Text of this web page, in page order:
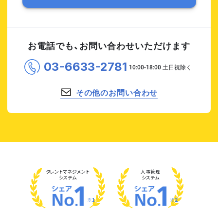
お電話でも、お問い合わせいただけます
03-6633-2781
その他のお問い合わせ
タレントマネジメント
システム
※1
人事管理
システム
※2